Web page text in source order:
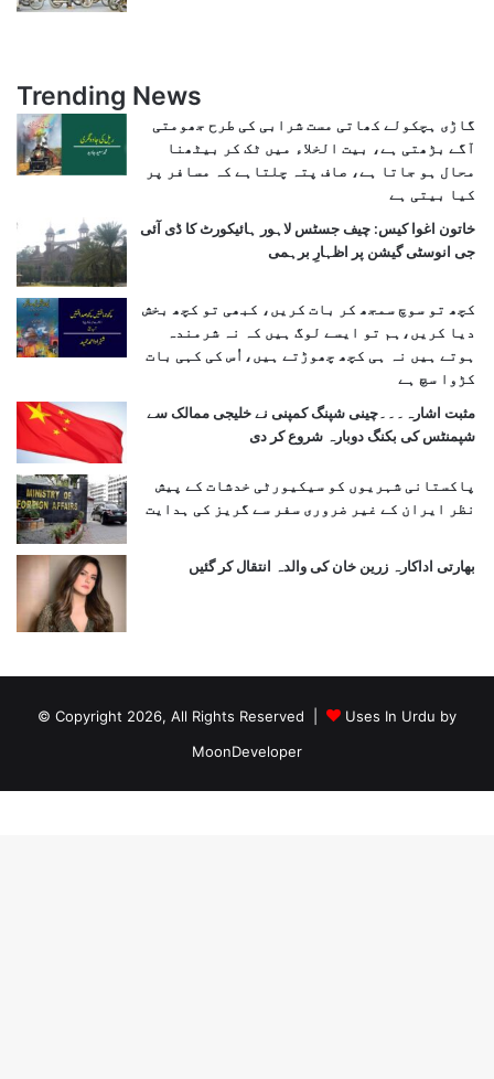
Trending News
گاڑی ہچکولے کھاتی مست شرابی کی طرح جھومتی
آگے بڑھتی ہے، بیت الخلاء میں ٹک کر بیٹھنا
محال ہو جاتا ہے، صاف پتہ چلتاہے کہ مسافر پر
کیا بیتی ہے
خاتون اغوا کیس: چیف جسٹس لاہور ہائیکورٹ کا ڈی آئی
جی انوسٹی گیشن پر اظہارِ برہمی
کچھ تو سوچ سمجھ کر بات کریں، کبھی تو کچھ بخش
دیا کریں،ہم تو ایسے لوگ ہیں کہ نہ شرمندہ
ہوتے ہیں نہ ہی کچھ چھوڑتے ہیں،اُس کی کہی بات
کڑوا سچ ہے
مثبت اشارہ۔۔۔چینی شپنگ کمپنی نے خلیجی ممالک سے
شپمنٹس کی بکنگ دوبارہ شروع کر دی
پاکستانی شہریوں کو سیکیورٹی خدشات کے پیش
نظر ایران کے غیر ضروری سفر سے گریز کی ہدایت
بھارتی اداکارہ زرین خان کی والدہ انتقال کر گئیں
© Copyright 2026, All Rights Reserved |
Uses In Urdu by
MoonDeveloper